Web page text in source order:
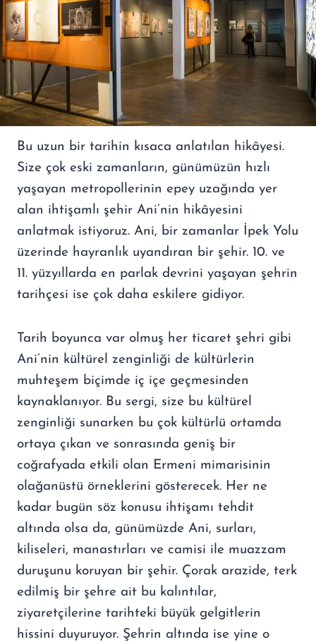
Bu uzun bir tarihin kısaca anlatılan hikâyesi.
Size çok eski zamanların, günümüzün hızlı
yaşayan metropollerinin epey uzağında yer
alan ihtişamlı şehir Ani’nin hikâyesini
anlatmak istiyoruz. Ani, bir zamanlar İpek Yolu
üzerinde hayranlık uyandıran bir şehir. 10. ve
11. yüzyıllarda en parlak devrini yaşayan şehrin
tarihçesi ise çok daha eskilere gidiyor.
Tarih boyunca var olmuş her ticaret şehri gibi
Ani’nin kültürel zenginliği de kültürlerin
muhteşem biçimde iç içe geçmesinden
kaynaklanıyor. Bu sergi, size bu kültürel
zenginliği sunarken bu çok kültürlü ortamda
ortaya çıkan ve sonrasında geniş bir
coğrafyada etkili olan Ermeni mimarisinin
olağanüstü örneklerini gösterecek. Her ne
kadar bugün söz konusu ihtişamı tehdit
altında olsa da, günümüzde Ani, surları,
kiliseleri, manastırları ve camisi ile muazzam
duruşunu koruyan bir şehir. Çorak arazide, terk
edilmiş bir şehre ait bu kalıntılar,
ziyaretçilerine tarihteki büyük gelgitlerin
hissini duyuruyor. Şehrin altında ise yine o